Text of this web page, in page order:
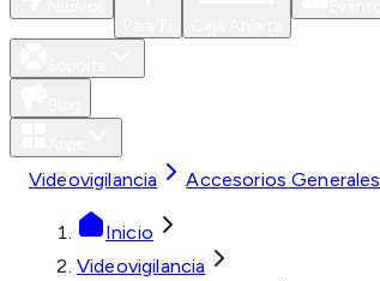
Videovigilancia Accesorios Generales
Inicio
Videovigilancia